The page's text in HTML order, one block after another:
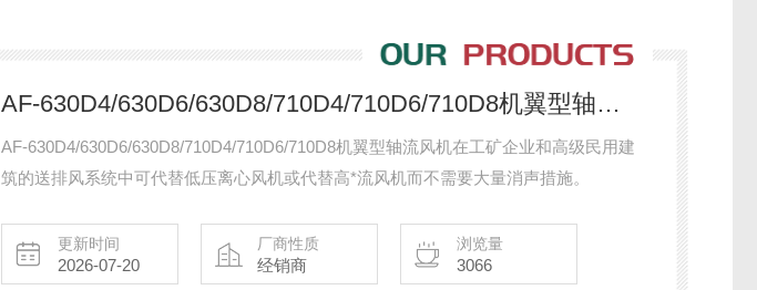
AF-630D4/630D6/630D8/710D4/710D6/710D8机翼型轴流风机
AF-630D4/630D6/630D8/710D4/710D6/710D8机翼型轴流风机在工矿企业和高级民用建
筑的送排风系统中可代替低压离心风机或代替高*流风机而不需要大量消声措施。
更新时间
2026-07-20
厂商性质
经销商
浏览量
3066